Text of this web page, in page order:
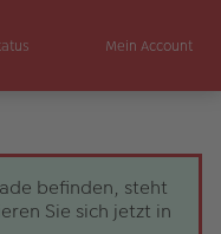
Mein Account
befinden, steht
Sie sich jetzt in